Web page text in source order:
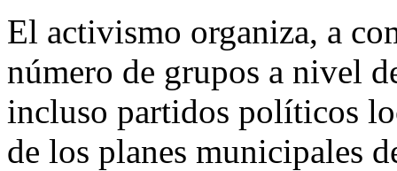
El activismo organiza, a
número de grupos a nivel
incluso partidos políticos
de los planes municipales